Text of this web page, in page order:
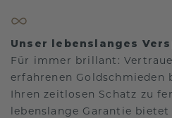
Unser lebenslanges
Für immer brillant:
erfahrenen Goldschmieden
Ihren zeitlosen Schatz zu
lebenslange Garantie